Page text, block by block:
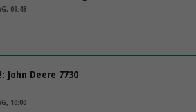
09:48
John Deere 7730
10:00